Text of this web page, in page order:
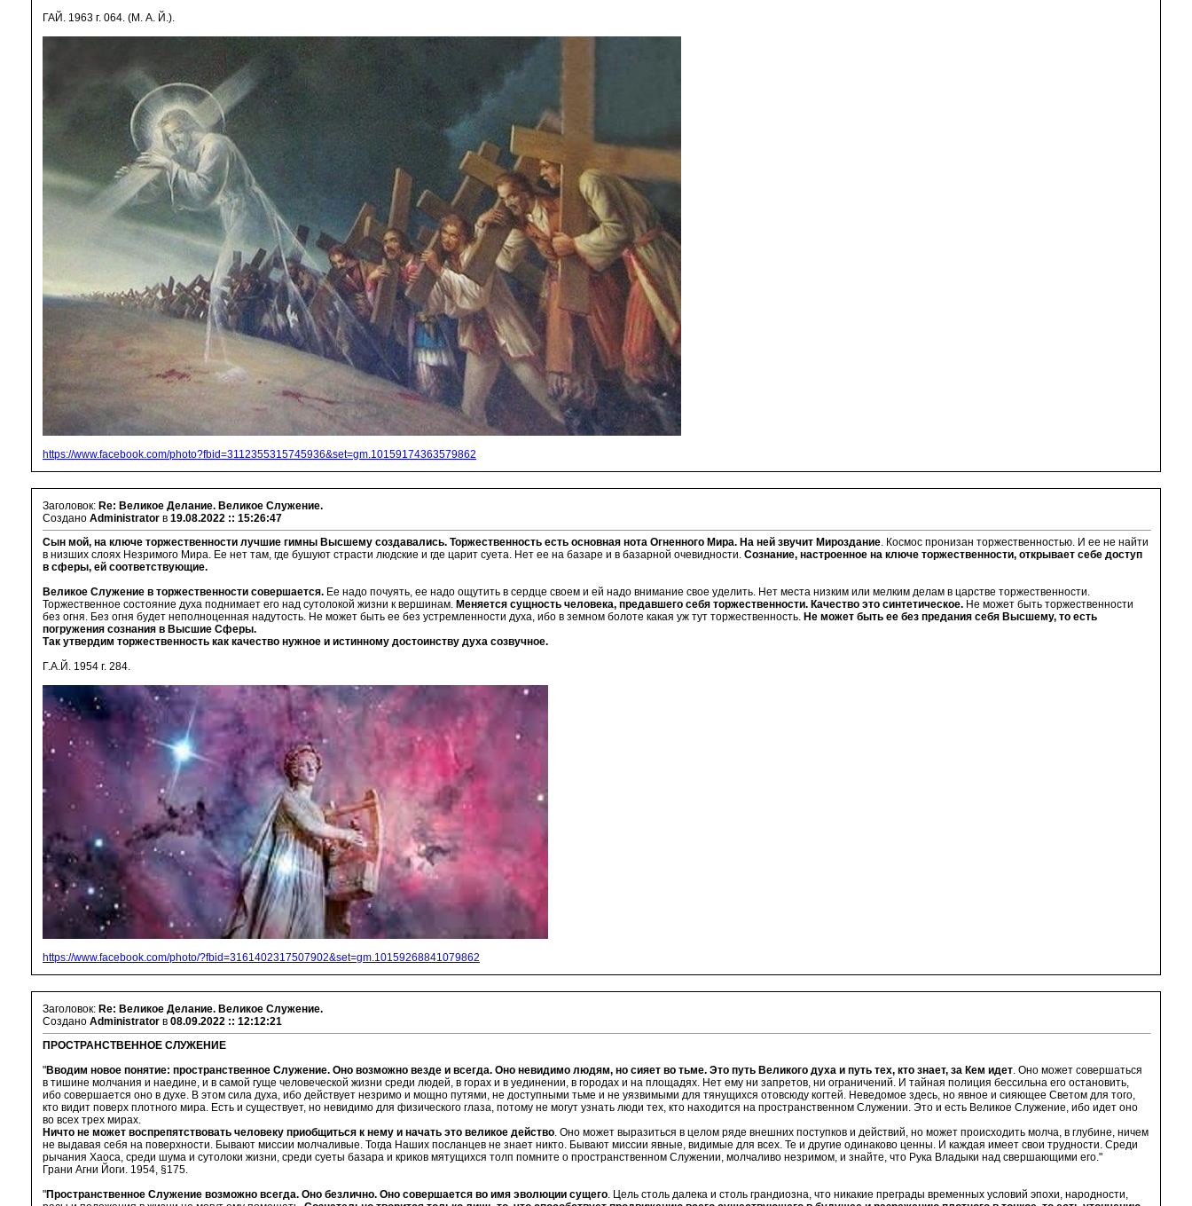
ГАЙ. 1963 г. 064. (М. А. Й.).
https://www.facebook.com/photo?fbid=3112355315745936&set=gm.10159174363579862
Заголовок: Re: Великое Делание. Великое Служение.
Создано Administrator в 19.08.2022 :: 15:26:47
Сын мой, на ключе торжественности лучшие гимны Высшему создавались. Торжественность есть основная нота Огненного Мира. На ней звучит Мироздание. Космос пронизан торжественностью. И ее не найти
в низших слоях Незримого Мира. Ее нет там, где бушуют страсти людские и где царит суета. Нет ее на базаре и в базарной очевидности. Сознание, настроенное на ключе торжественности, открывает себе доступ
в сферы, ей соответствующие.
Великое Служение в торжественности совершается. Ее надо почуять, ее надо ощутить в сердце своем и ей надо внимание свое уделить. Нет места низким или мелким делам в царстве торжественности.
Торжественное состояние духа поднимает его над сутолокой жизни к вершинам. Меняется сущность человека, предавшего себя торжественности. Качество это синтетическое. Не может быть торжественности
без огня. Без огня будет неполноценная надутость. Не может быть ее без устремленности духа, ибо в земном болоте какая уж тут торжественность. Не может быть ее без предания себя Высшему, то есть
погружения сознания в Высшие Сферы.
Так утвердим торжественность как качество нужное и истинному достоинству духа созвучное.
Г.А.Й. 1954 г. 284.
https://www.facebook.com/photo/?fbid=3161402317507902&set=gm.10159268841079862
Заголовок: Re: Великое Делание. Великое Служение.
Создано Administrator в 08.09.2022 :: 12:12:21
ПРОСТРАНСТВЕННОЕ СЛУЖЕНИЕ
"Вводим новое понятие: пространственное Служение. Оно возможно везде и всегда. Оно невидимо людям, но сияет во тьме. Это путь Великого духа и путь тех, кто знает, за Кем идет. Оно может совершаться
в тишине молчания и наедине, и в самой гуще человеческой жизни среди людей, в горах и в уединении, в городах и на площадях. Нет ему ни запретов, ни ограничений. И тайная полиция бессильна его остановить,
ибо совершается оно в духе. В этом сила духа, ибо действует незримо и мощно путями, не доступными тьме и не уязвимыми для тянущихся отовсюду когтей. Неведомое здесь, но явное и сияющее Светом для того,
кто видит поверх плотного мира. Есть и существует, но невидимо для физического глаза, потому не могут узнать люди тех, кто находится на пространственном Служении. Это и есть Великое Служение, ибо идет оно
во всех трех мирах.
Ничто не может воспрепятствовать человеку приобщиться к нему и начать это великое действо. Оно может выразиться в целом ряде внешних поступков и действий, но может происходить молча, в глубине, ничем
не выдавая себя на поверхности. Бывают миссии молчаливые. Тогда Наших посланцев не знает никто. Бывают миссии явные, видимые для всех. Те и другие одинаково ценны. И каждая имеет свои трудности. Среди
рычания Хаоса, среди шума и сутолоки жизни, среди суеты базара и криков мятущихся толп помните о пространственном Служении, молчаливо незримом, и знайте, что Рука Владыки над свершающими его."
Грани Агни Йоги. 1954, §175.
"Пространственное Служение возможно всегда. Оно безлично. Оно совершается во имя эволюции сущего. Цель столь далека и столь грандиозна, что никакие преграды временных условий эпохи, народности,